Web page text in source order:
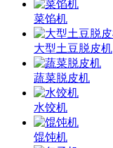
菜馅机
大型土豆脱皮机
蔬菜脱皮机
水饺机
馄饨机